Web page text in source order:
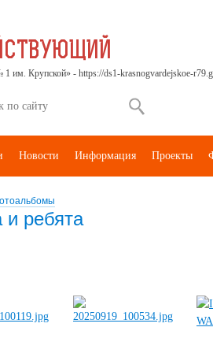
и ребята
им. Крупской» - https://ds1-krasnogvardejskoe-
Новости Информация Проекты